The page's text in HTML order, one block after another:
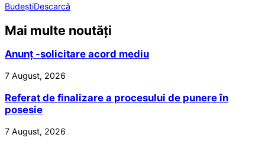
BudeștiDescarcă
Mai multe noutăți
Anunț -solicitare acord mediu
7 August, 2026
Referat de finalizare a procesului de punere în
posesie
7 August, 2026